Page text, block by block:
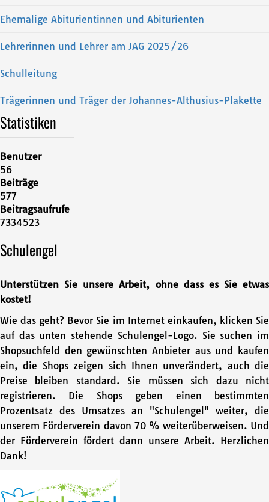
Ehemalige Abiturientinnen und Abiturienten
Lehrerinnen und Lehrer am JAG 2025/26
Schulleitung
Trägerinnen und Träger der Johannes-Althusius-Plakette
Statistiken
Benutzer
56
Beiträge
577
Beitragsaufrufe
7334523
Schulengel
Unterstützen Sie unsere Arbeit, ohne dass es Sie etwas
kostet!
Wie das geht? Bevor Sie im Internet einkaufen, klicken Sie
auf das unten stehende Schulengel-Logo. Sie suchen im
Shopsuchfeld den gewünschten Anbieter aus und kaufen
ein, die Shops zeigen sich Ihnen unverändert, auch die
Preise bleiben standard. Sie müssen sich dazu nicht
registrieren. Die Shops geben einen bestimmten
Prozentsatz des Umsatzes an "Schulengel" weiter, die
unserem Förderverein davon 70 % weiterüberweisen. Und
der Förderverein fördert dann unsere Arbeit. Herzlichen
Dank!